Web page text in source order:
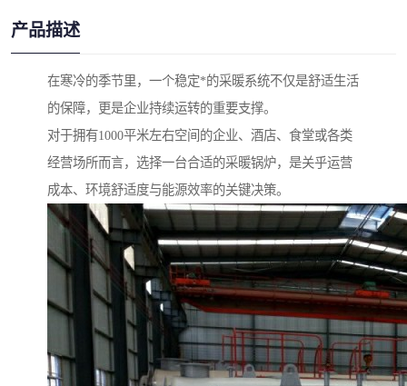
产品描述
在寒冷的季节里，一个稳定*的采暖系统不仅是舒适生活
的保障，更是企业持续运转的重要支撑。
对于拥有1000平米左右空间的企业、酒店、食堂或各类
经营场所而言，选择一台合适的采暖锅炉，是关乎运营
成本、环境舒适度与能源效率的关键决策。